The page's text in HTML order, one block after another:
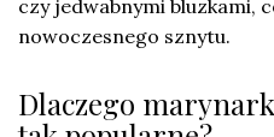
czy jedwabnymi bluzkami,
nowoczesnego sznytu.
Dlaczego